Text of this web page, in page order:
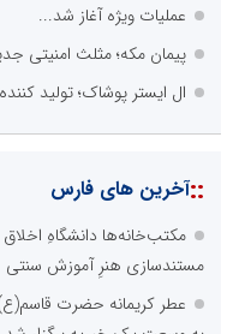
عملیات ویژه آغاز شد...
پیمان مکه؛ مثلث امنیتی
ال ایستر پوشاک؛ تولید کننده
::آخرین های فارس
مکتب‌خانه‌ها دانشگاهِ
مستندسازی هنرِ آموزش سنتی
عطر کریمانه حضرت